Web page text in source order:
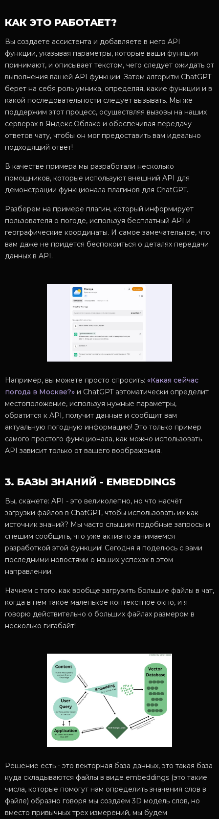
КАК ЭТО РАБОТАЕТ?
Вы создаете ассистента и добавляете в него API
функции, указывая параметры, которые ваши функции
принимают, и описывает текстом, чего следует ожидать от
выполнения вашей API функции. Затем алгоритм ChatGPT
берет на себя роль умника, определяя, какие функции и в
какой последовательности следует вызывать. Мы же
поддержим этот процесс, осуществляя вызовы на наших
серверах в Яндекс.Облаке и обеспечивая передачу
ответов чату, чтобы он мог предоставить вам идеально
подходящий ответ!
В качестве примера мы разработали несколько
помощников, которые используют внешний API для
демонстрации функционала плагинов для ChatGPT.
Разберем на примере плагин, который информирует
пользователя о погоде, используя бесплатный API и
географические координаты. И самое замечательное, что
вам даже не придется беспокоиться о деталях передачи
данных в API.
Например, вы можете просто спросить: «Какая сейчас
погода в Москве?» и ChatGPT автоматически определит
местоположение, используя нужные параметры,
обратится к API, получит данные и сообщит вам
актуальную погодную информацию! Это только пример
самого простого функционала, как можно использовать
API зависит только от вашего воображения.
3. БАЗЫ ЗНАНИЙ - EMBEDDINGS
Вы, скажете: API - это великолепно, но что насчёт
загрузки файлов в ChatGPT, чтобы использовать их как
источник знаний? Мы часто слышим подобные запросы и
спешим сообщить, что уже активно занимаемся
разработкой этой функции! Сегодня я поделюсь с вами
последними новостями о наших успехах в этом
направлении.
Начнем с того, как вообще загрузить большие файлы в чат,
когда в нем такое маленькое контекстное окно, и я
говорю действительно о больших файлах размером в
несколько гигабайт!
Решение есть - это векторная база данных, это такая база
куда складываются файлы в виде embeddings (это такие
числа, которые помогут нам определить значения слов в
файле) образно говоря мы создаем 3D модель слов, но
вместо привычных трёх измерений, мы будем